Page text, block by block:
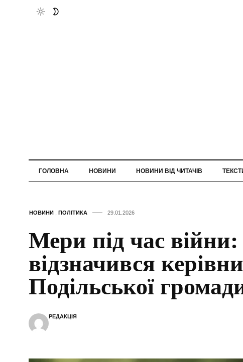
ГОЛОВНА НОВИНИ НОВИНИ ВІД ЧИТАЧІВ
НОВИНИ ПОЛІТИКА 29.01.2026
Мери під час
відзначився
Подільської
РЕДАКЦІЯ